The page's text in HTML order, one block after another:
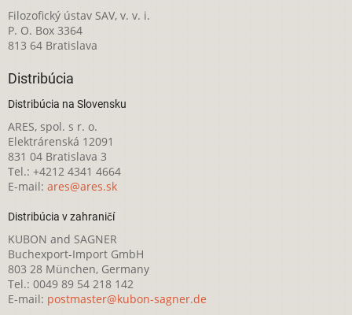
Filozofický ústav SAV, v. v. i.
P. O. Box 3364
813 64 Bratislava
Distribúcia
Distribúcia na Slovensku
ARES, spol. s r. o.
Elektrárenská 12091
831 04 Bratislava 3
Tel.: +4212 4341 4664
E-mail: ares@ares.sk
Distribúcia v zahraničí
KUBON and SAGNER
Buchexport-Import GmbH
803 28 München, Germany
Tel.: 0049 89 54 218 142
E-mail: postmaster@kubon-sagner.de